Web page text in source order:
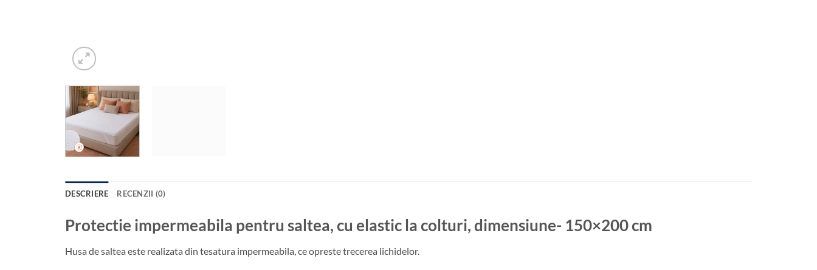
DESCRIERE RECENZII (0)
Protectie impermeabila pentru saltea, cu elastic la colturi, dimensiune- 150×200 cm
Husa de saltea este realizata din tesatura impermeabila, ce opreste trecerea lichidelor.